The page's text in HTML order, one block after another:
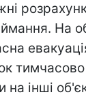
На
на інші